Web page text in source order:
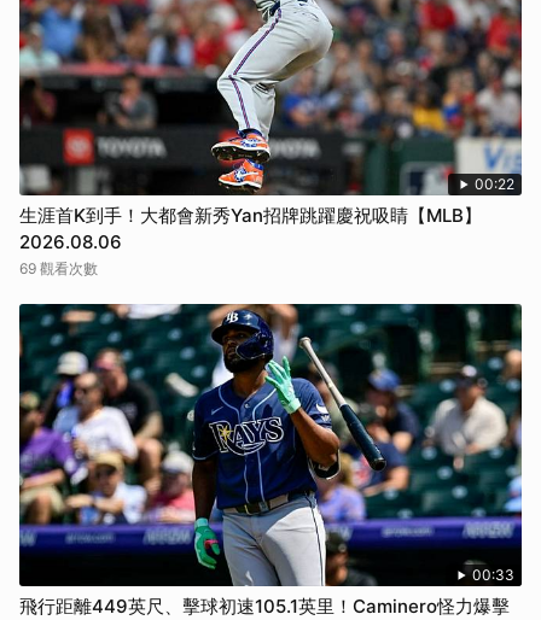
00:22
生涯首K到手！大都會新秀Yan招牌跳躍慶祝吸睛【MLB】
2026.08.06
69 觀看次數
00:33
飛行距離449英尺、擊球初速105.1英里！Caminero怪力爆擊